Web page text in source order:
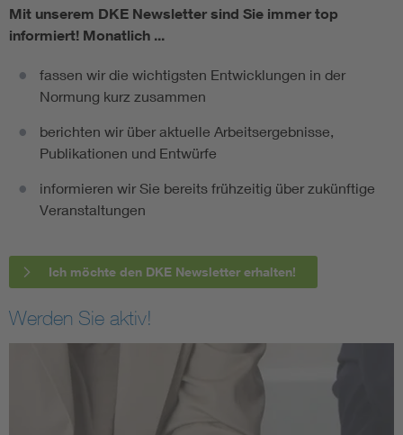
Mit unserem DKE Newsletter sind Sie immer top
informiert! Monatlich ...
fassen wir die wichtigsten Entwicklungen in der
Normung kurz zusammen
berichten wir über aktuelle Arbeitsergebnisse,
Publikationen und Entwürfe
informieren wir Sie bereits frühzeitig über zukünftige
Veranstaltungen
Ich möchte den DKE Newsletter erhalten!
Werden Sie aktiv!